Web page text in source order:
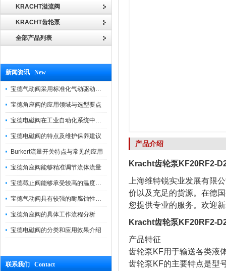
KRACHT溢流阀
KRACHT齿轮泵
全部产品列表
新闻资讯 New
宝德气动阀采用标准化气动驱动设计，可匹配各类工业气源工况
宝德角座阀的应用领域与选型要点
宝德电磁阀在工业自动化系统中的作用
宝德电磁阀的特点及维护保养建议
Burkert流量开关特点与常见的应用
宝德角座阀能够精准调节流体流量
宝德截止阀能够承受较高的温度和压力
宝德气动阀具有较强的耐腐蚀性和抗震性
宝德角座阀的具体工作流程分析
宝德电磁阀的分类和应用效果介绍
联系我们 Contact
产品介绍
Kracht齿轮泵KF20RF2-
上海维特锐实业发展有限
价以及充足的货源。在德
您提供专业的服务。欢迎
Kracht齿轮泵KF20RF2-
产品特征
齿轮泵KF用于输送各类液
齿轮泵KF的主要特点是型